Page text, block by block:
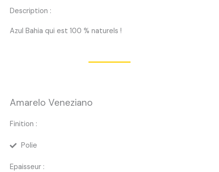
Description :
Azul Bahia qui est 100 % naturels !
Amarelo Veneziano
Finition :
Polie
Epaisseur :